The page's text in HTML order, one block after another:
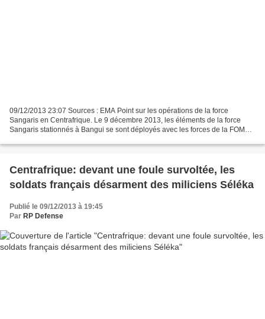
09/12/2013 23:07 Sources : EMA Point sur les opérations de la force
Sangaris en Centrafrique. Le 9 décembre 2013, les éléments de la force
Sangaris stationnés à Bangui se sont déployés avec les forces de la FOMAC
Centrafrique: devant une foule survoltée, les
soldats français désarment des miliciens Séléka
Publié le 09/12/2013 à 19:45
Par RP Defense